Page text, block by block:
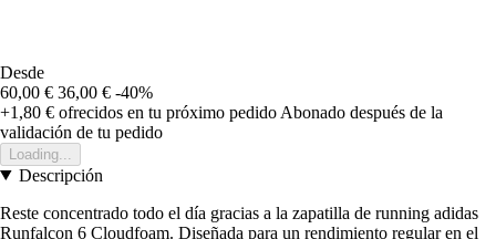
Desde
60,00 € 36,00 € -40%
+1,80 € ofrecidos en tu próximo pedido Abonado después de la
validación de tu pedido
Loading...
Descripción
Reste concentrado todo el día gracias a la zapatilla de running adidas
Runfalcon 6 Cloudfoam. Diseñada para un rendimiento regular en el